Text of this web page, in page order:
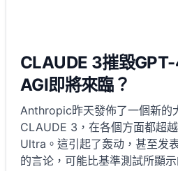
CLAUDE 3摧毀
AGI即將來臨？
Anthropic昨天發佈了一個新的
CLAUDE 3，在各個方面都超
Ultra。這引起了轰动，甚至发
的言论，可能比基準測試所顯示